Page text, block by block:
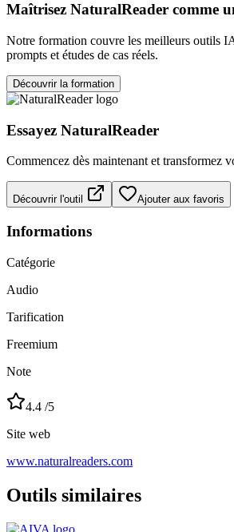
Maîtrisez NaturalReader comme
Notre formation couvre les meilleurs outils
prompts et études de cas réels.
Découvrir la formation
Essayez NaturalReader
Commencez dès maintenant et transformez
Découvrir l'outil Ajouter aux favoris
Informations
Catégorie
Audio
Tarification
Freemium
Note
4.4 /5
Site web
www.naturalreaders.com
Outils similaires